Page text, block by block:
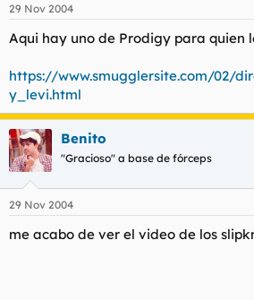
29 Nov 2004
Aqui hay uno de Prodigy para quien
https://www.smugglersite.com/02/
y_levi.html
Benito
"Gracioso" a base de fórceps
29 Nov 2004
me acabo de ver el video de los